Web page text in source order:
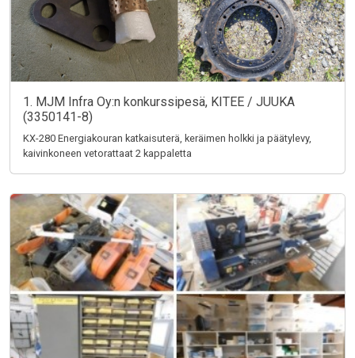
1. MJM Infra Oy:n konkurssipesä, KITEE / JUUKA
(3350141-8)
KX-280 Energiakouran katkaisuterä, keräimen holkki ja päätylevy,
kaivinkoneen vetorattaat 2 kappaletta